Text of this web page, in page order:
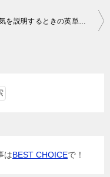
【病気を説明するときの英単語】代表的なsickness,illness,diseaseの使い分け
はBEST CHOICEで！